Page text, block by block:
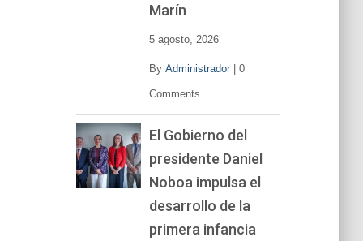
Marín
5 agosto, 2026
By Administrador| 0
Comments
El Gobierno del
presidente Daniel
Noboa impulsa el
desarrollo de la
primera infancia